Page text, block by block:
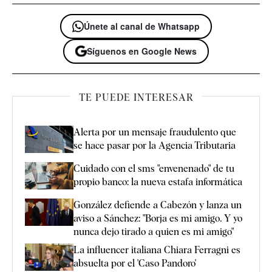
Únete al canal de Whatsapp
Síguenos en Google News
TE PUEDE INTERESAR
Alerta por un mensaje fraudulento que
se hace pasar por la Agencia Tributaria
Cuidado con el sms "envenenado" de tu
propio banco: la nueva estafa informática
González defiende a Cabezón y lanza un
aviso a Sánchez: "Borja es mi amigo. Y yo
nunca dejo tirado a quien es mi amigo"
La influencer italiana Chiara Ferragni es
absuelta por el 'Caso Pandoro'